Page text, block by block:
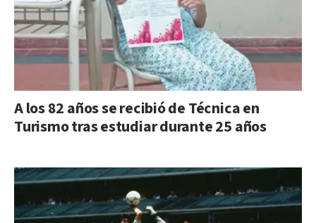
A los 82 años se recibió de Técnica en
Turismo tras estudiar durante 25 años